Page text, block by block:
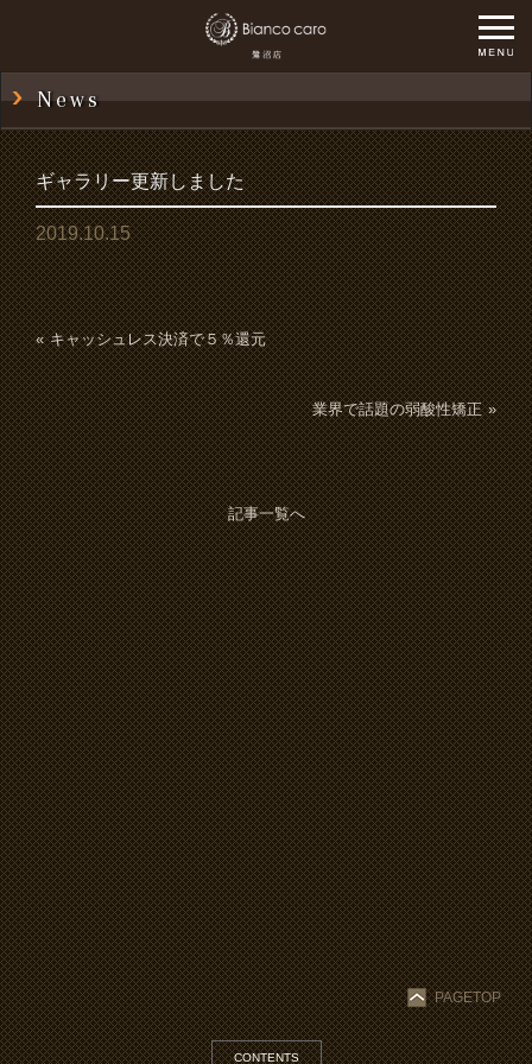
News
ギャラリー更新しました
2019.10.15
キャッシュレス決済で５％還元
業界で話題の弱酸性矯正
記事一覧へ
PAGETOP
CONTENTS